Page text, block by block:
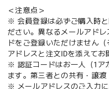
＜注意点＞
※ 会員登録は必ずご購入時
ださい。異なるメールアド
ドをご登録いただけません
アドレスと注文IDを添えてお
※ 認証コードはお一人（1ア
ます。第三者との共有・譲渡
※ メールアドレスのご入力